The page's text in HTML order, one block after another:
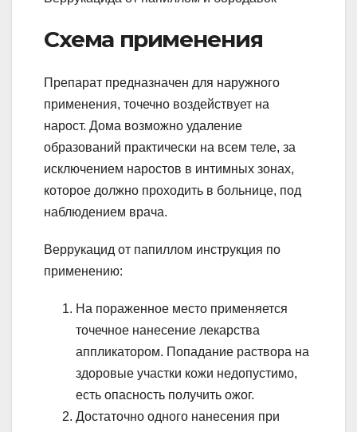
Схема применения
Препарат предназначен для наружного
применения, точечно воздействует на
нарост. Дома возможно удаление
образований практически на всем теле, за
исключением наростов в интимных зонах,
которое должно проходить в больнице, под
наблюдением врача.
Веррукацид от папиллом инструкция по
применению:
На пораженное место применяется
точечное нанесение лекарства
аппликатором. Попадание раствора на
здоровые участки кожи недопустимо,
есть опасность получить ожог.
Достаточно одного нанесения при